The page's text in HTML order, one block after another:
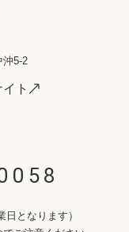
沖5-2
ト
となります）